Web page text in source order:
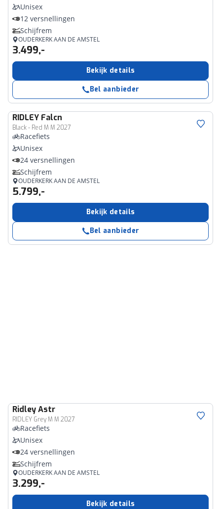
Unisex
12 versnellingen
Schijfrem
OUDERKERK AAN DE AMSTEL
3.499,-
Bekijk details
Bel aanbieder
RIDLEY Falcn
Black - Red M M 2027
Racefiets
Unisex
24 versnellingen
Schijfrem
OUDERKERK AAN DE AMSTEL
5.799,-
Bekijk details
Bel aanbieder
RidleyAstr
RIDLEY Grey M M 2027
Racefiets
Unisex
24 versnellingen
Schijfrem
OUDERKERK AAN DE AMSTEL
3.299,-
Bekijk details